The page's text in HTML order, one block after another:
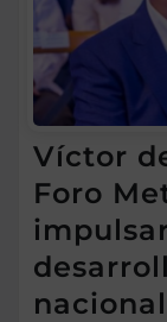
Víctor
Foro
nacional